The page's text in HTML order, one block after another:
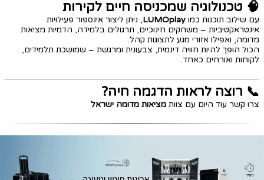
🧠 טכנולוגיה שמכניסה חיים לקירות
עם שילוב תוכנות כמו LUMOplay, ניתן ליצור אינספור פעילויות
אינטראקטיביות – משחקים חינוכיים, תרגולים בלמידה, הדמיות מציאות
מדומה, ואפילו אזורי מגע לתצוגות קהל.
הכול הופך להיות חוויה דינמית, צבעונית ומרגשת – שמושכת תלמידים,
לקוחות ואורחים כאחד.
📞 רוצה לראות הדגמה חיה?
צרו קשר עוד היום עם צוות מציאות מדומה ישראל